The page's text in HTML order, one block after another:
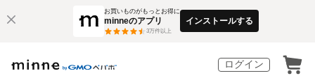
お買いものがもっとお得に
minneのアプリ
3万件以上
インストールする
ログイン